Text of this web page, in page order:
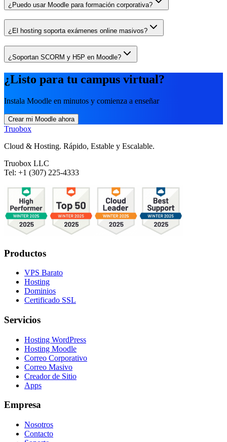
¿Puedo usar Moodle para formación corporativa?
¿El hosting soporta exámenes online masivos?
¿Soportan SCORM y H5P en Moodle?
¿Listo para tu campus virtual?
Instala Moodle en minutos y comienza a enseñar
Crear mi Moodle ahora
Truobox
Cloud & Hosting. Rápido, Estable y Escalable.
Truobox LLC
Tel: +1 (307) 225-4333
Productos
VPS Barato
Hosting
Dominios
Certificado SSL
Servicios
Hosting WordPress
Hosting Moodle
Correo Corporativo
Correo Masivo
Creador de Sitio
Apps
Empresa
Nosotros
Contacto